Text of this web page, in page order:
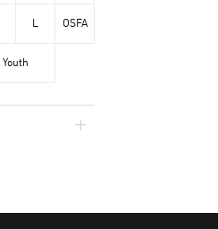
L OSFA
Youth